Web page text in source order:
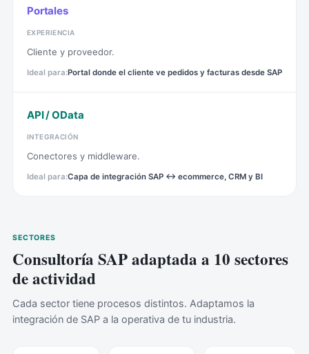
Portales
EXPERIENCIA
Cliente y proveedor.
Portal donde el cliente ve pedidos y facturas desde SAP
API / OData
INTEGRACIÓN
Conectores y middleware.
Capa de integración SAP ↔ ecommerce, CRM y BI
SECTORES
Consultoría SAP adaptada a 10 sectores
de actividad
Cada sector tiene procesos distintos. Adaptamos la
integración de SAP a la operativa de tu industria.